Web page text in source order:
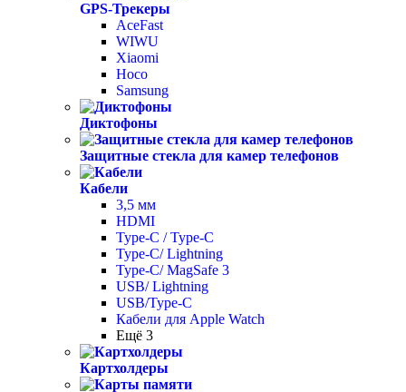
GPS-Трекеры
AceFast
WIWU
Xiaomi
Hoco
Samsung
Диктофоны
Защитные стекла для камер телефонов
Кабели
3,5 мм
HDMI
Type-C / Type-C
Type-C/ Lightning
Type-C/ MagSafe 3
USB/ Lightning
USB/Type-C
Кабели для Apple Watch
Ещё 3
Картхолдеры